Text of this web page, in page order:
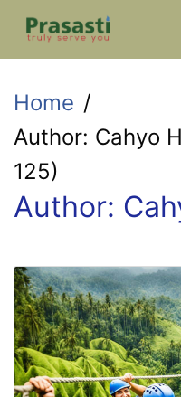
Home
Author: Cahyo
125)
Author: